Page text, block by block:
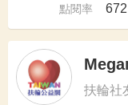
點閱率 672
扶輪社